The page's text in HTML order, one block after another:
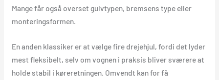
Mange får også overset gulvtypen, bremsens type eller
monteringsformen.
En anden klassiker er at vælge fire drejehjul, fordi det lyder
mest fleksibelt, selv om vognen i praksis bliver sværere at
holde stabil i køreretningen. Omvendt kan for få